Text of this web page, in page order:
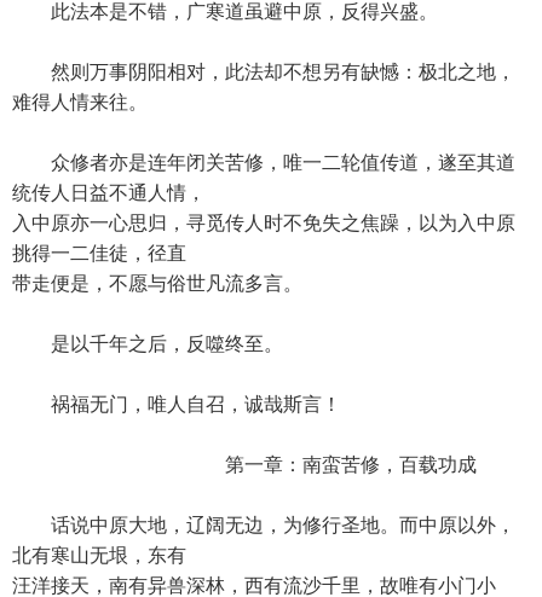
此法本是不错，广寒道虽避中原，反得兴盛。
然则万事阴阳相对，此法却不想另有缺憾：极北之地，
难得人情来往。
众修者亦是连年闭关苦修，唯一二轮值传道，遂至其道
统传人日益不通人情，
入中原亦一心思归，寻觅传人时不免失之焦躁，以为入中原
挑得一二佳徒，径直
带走便是，不愿与俗世凡流多言。
是以千年之后，反噬终至。
祸福无门，唯人自召，诚哉斯言！
第一章：南蛮苦修，百载功成
话说中原大地，辽阔无边，为修行圣地。而中原以外，
北有寒山无垠，东有
汪洋接天，南有异兽深林，西有流沙千里，故唯有小门小